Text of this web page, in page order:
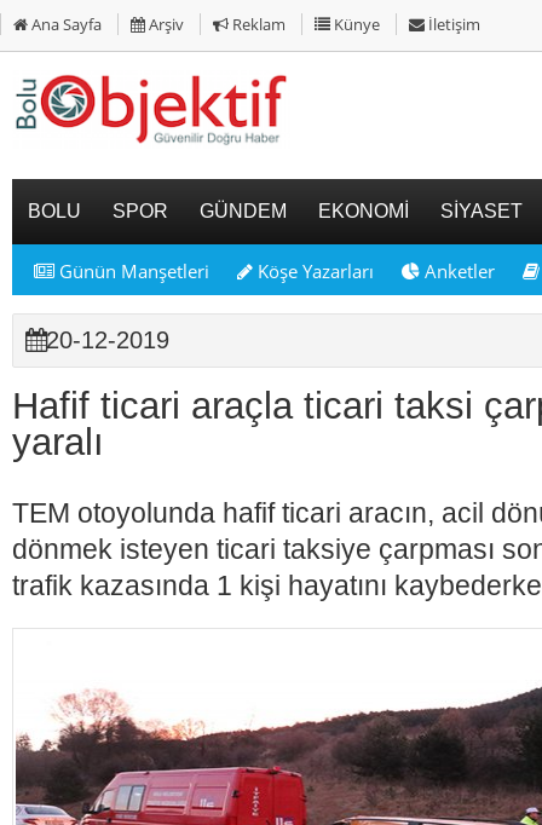
Ana Sayfa Arşiv Reklam Künye İletişim
BOLU SPOR GÜNDEM EKONOMİ SİYASET
Günün Manşetleri Köşe Yazarları Anketler
20-12-2019
Hafif ticari araçla ticari taksi
yaralı
TEM otoyolunda hafif ticari aracın, acil
dönmek isteyen ticari taksiye çarpması
trafik kazasında 1 kişi hayatını